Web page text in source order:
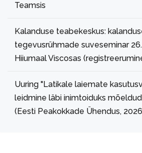
Teamsis
Kalanduse teabekeskus:
tegevusrühmade suveseminar
Hiiumaal Viscosas
Uuring "Latikale laiemate
leidmine läbi inimtoiduks
(Eesti Peakokkade Ühendus,